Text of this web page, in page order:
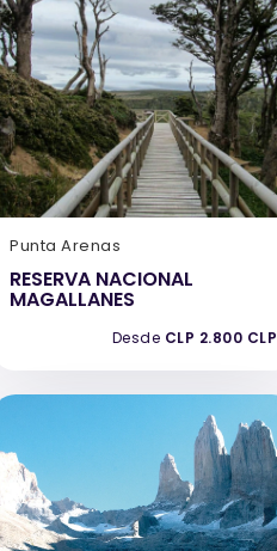
Punta Arenas
RESERVA NACIONAL
MAGALLANES
Desde CLP 2.800 CLP